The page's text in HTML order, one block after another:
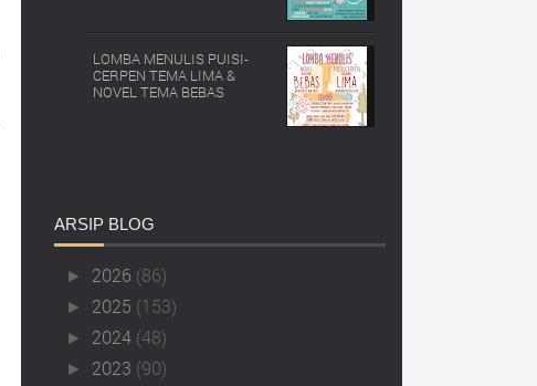
LOMBA MENULIS PUISI-
CERPEN TEMA LIMA &
NOVEL TEMA BEBAS
ARSIP BLOG
► 2026 (86)
► 2025 (153)
► 2024 (48)
► 2023 (90)